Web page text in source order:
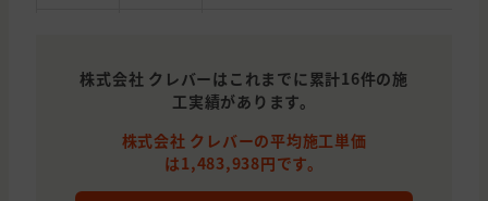
兵庫県
神戸市
外壁と屋根の塗装
川西市
外壁と屋根の塗装, 防水
神戸市
外壁の塗装, 防水
大阪府
堺市 外壁と屋根の塗装
株式会社 クレバーはこれまでに累計16件の施
工実績があります。
株式会社 クレバーの平均施工単価
は1,483,938円です。